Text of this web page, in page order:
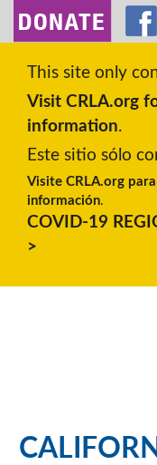
SKIP TO MAIN CONTENT
This site only
Visit CRLA.org
information.
Este sitio sólo
Visite CRLA.org
información.
COVID-19
>